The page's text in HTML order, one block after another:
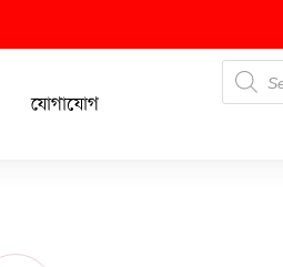
যোগাযোগ